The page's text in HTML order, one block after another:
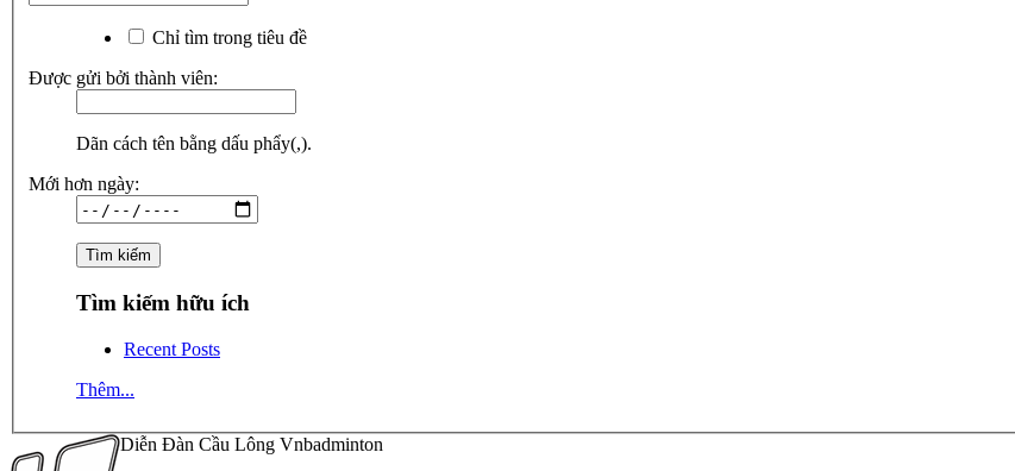
Chỉ tìm trong tiêu đề
Được gửi bởi thành viên:
Dãn cách tên bằng dấu phẩy(,).
Mới hơn ngày:
Tìm kiếm hữu ích
Recent Posts
Thêm...
Diễn Đàn Cầu Lông Vnbadminton